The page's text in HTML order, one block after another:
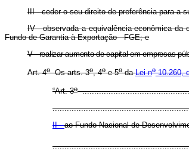
III - ceder o seu direito de preferência para a
IV - observada a equivalência econômica da
Fundo de Garantia à Exportação - FGE; e
V - realizar aumento de capital em empresas
Art. 4oOs arts. 3o, 4oe 5odaLei no10.260,
“Art. 3o
II -ao Fundo Nacional de